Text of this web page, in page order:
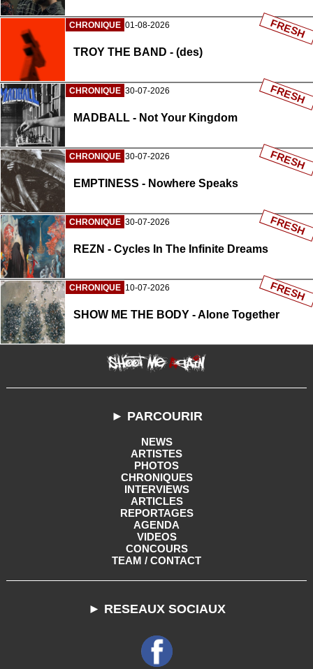
CHRONIQUE 01-08-2026
TROY THE BAND - (des)
FRESH
CHRONIQUE 30-07-2026
MADBALL - Not Your Kingdom
FRESH
CHRONIQUE 30-07-2026
EMPTINESS - Nowhere Speaks
FRESH
CHRONIQUE 30-07-2026
REZN - Cycles In The Infinite Dreams
FRESH
CHRONIQUE 10-07-2026
SHOW ME THE BODY - Alone Together
FRESH
► PARCOURIR
NEWS
ARTISTES
PHOTOS
CHRONIQUES
INTERVIEWS
ARTICLES
REPORTAGES
AGENDA
VIDEOS
CONCOURS
TEAM / CONTACT
► RESEAUX SOCIAUX